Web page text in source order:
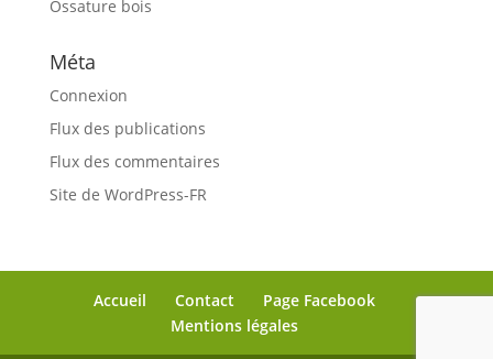
Ossature bois
Méta
Connexion
Flux des publications
Flux des commentaires
Site de WordPress-FR
Accueil Contact
Page Facebook
Mentions légales